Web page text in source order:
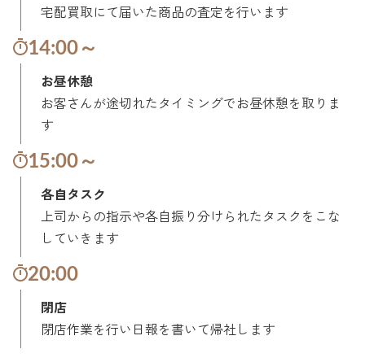
宅配買取にて届いた商品の査定を行います
14:00～
お昼休憩
お客さんが途切れたタイミングでお昼休憩を取りま
す
15:00～
各自タスク
上司からの指示や各自振り分けられたタスクをこな
していきます
20:00
閉店
閉店作業を行い日報を書いて帰社します